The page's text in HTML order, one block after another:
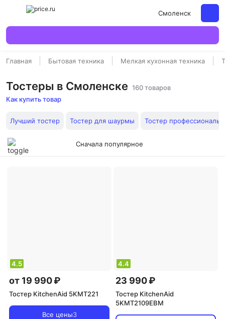
Смоленск
Главная Бытовая техника Мелкая кухонная техника
Тостеры в Смоленске 160 товаров
Как купить товар
Лучший тостер Тостер для шаурмы Тостер
Сначала популярное
4.5
от 19 990 ₽
Тостер KitchenAid 5KMT221
Все цены3
4.4
23 990 ₽
Тостер KitchenAid
5KMT2109EBM